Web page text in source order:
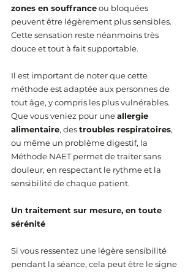
zones en souffrance ou bloquées
peuvent être légèrement plus sensibles.
Cette sensation reste néanmoins très
douce et tout à fait supportable.
Il est important de noter que cette
méthode est adaptée aux personnes de
tout âge, y compris les plus vulnérables.
Que vous veniez pour une allergie
alimentaire, des troubles respiratoires,
ou même un problème digestif, la
Méthode NAET permet de traiter sans
douleur, en respectant le rythme et la
sensibilité de chaque patient.
Un traitement sur mesure, en toute
sérénité
Si vous ressentez une légère sensibilité
pendant la séance, cela peut être le signe